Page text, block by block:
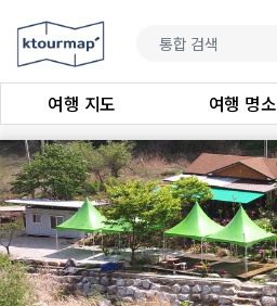
여행 지도 여행 명소